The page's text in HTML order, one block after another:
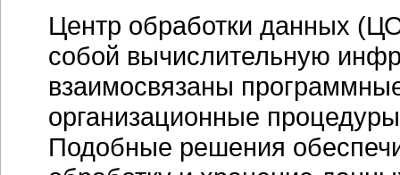
Центр обработки данных
собой вычислительную
взаимосвязаны
организационные
Подобные решения